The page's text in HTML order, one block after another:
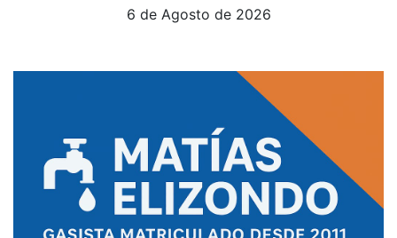
6 de Agosto de 2026